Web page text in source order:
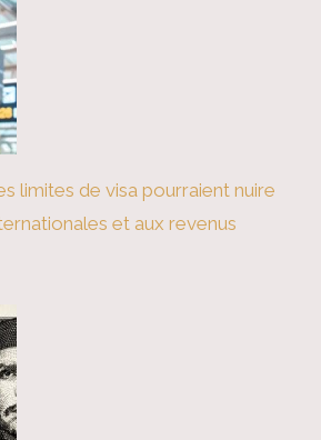
limites de visa pourraient nuire
et aux revenus